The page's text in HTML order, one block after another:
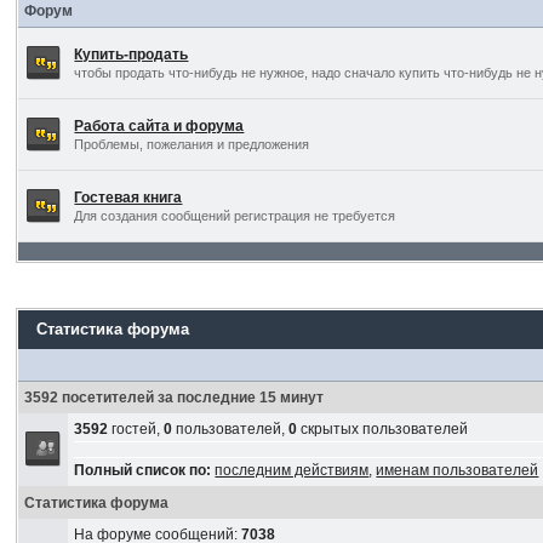
Форум
Купить-продать
чтобы продать что-нибудь не нужное, надо сначало купить что-нибудь не
Работа сайта и форума
Проблемы, пожелания и предложения
Гостевая книга
Для создания сообщений регистрация не требуется
Статистика форума
3592 посетителей за последние 15 минут
3592 гостей,0 пользователей,0 скрытых пользователей
Полный список по: последним действиям,именам пользователей
Статистика форума
На форуме сообщений:7038